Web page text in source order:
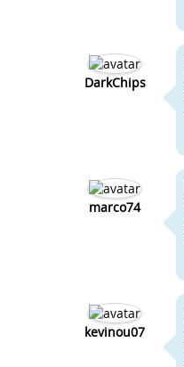
DarkChips
marco74
kevinou07